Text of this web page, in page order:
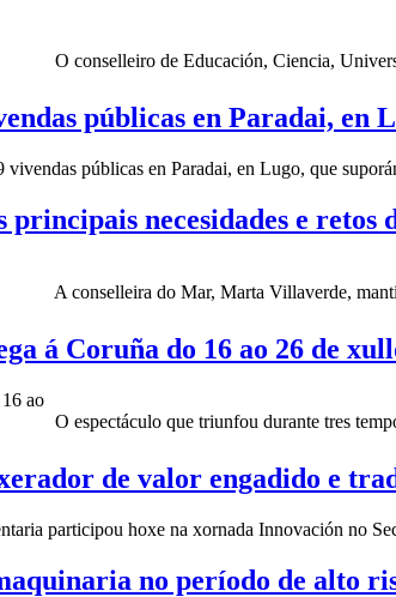
O conselleiro de Educación, Ciencia,
públicas en Paradai, en
públicas en Paradai, en Lugo, que
principais necesidades e retos
A conselleira do Mar, Marta Villaverde,
á Coruña do 16 ao 26 de
O espectáculo que triunfou durante tres
de valor engadido e
participou hoxe na xornada Innovación no
no período de alto